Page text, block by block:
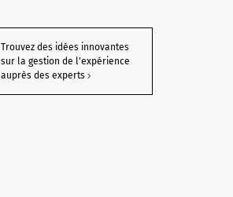
Trouvez des idées innovantes
sur la gestion de l'expérience
auprès des experts